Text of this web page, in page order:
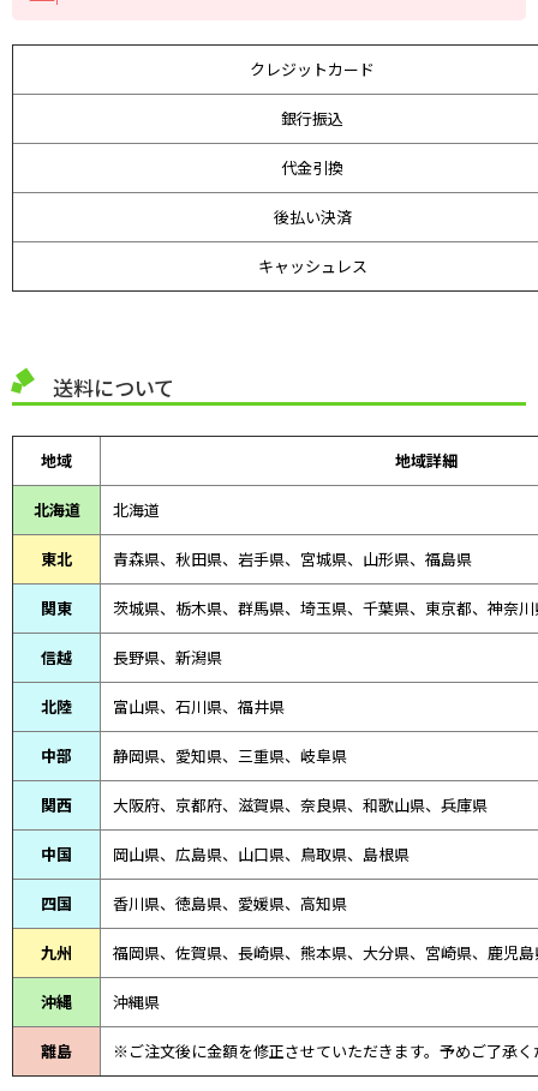
クレジットカード
銀行振込
代金引換
後払い決済
キャッシュレス
送料について
地域 地域詳細
北海道 北海道
東北 青森県、 秋田県、 岩手県、宮城県、山形県、福島県
関東 茨城県、栃木県、群馬県、埼玉県、千葉県、東京都、神奈
信越 長野県、新潟県
北陸 富山県、 石川県、 福井県
中部 静岡県、 愛知県、 三重県、 岐阜県
関西 大阪府、京都府、滋賀県、奈良県、和歌山県、兵庫県
中国 岡山県、広島県、山口県、鳥取県、島根県
四国 香川県、徳島県、愛媛県、高知県
九州 福岡県、佐賀県、長崎県、熊本県、大分県、宮崎県、鹿児
沖縄 沖縄県
離島 ※ご注文後に金額を修正させていただきます。予めご了承く